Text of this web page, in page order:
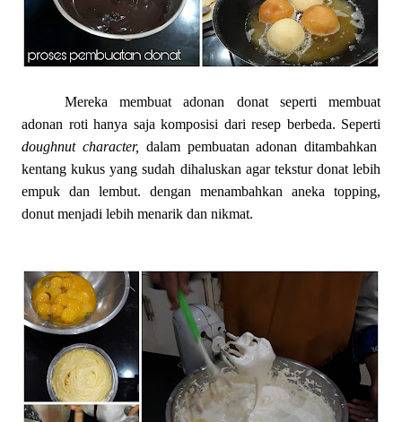
Mereka membuat adonan donat seperti membuat
adonan roti hanya saja komposisi dari resep berbeda. Seperti
doughnut character, dalam pembuatan adonan ditambahkan
kentang kukus yang sudah dihaluskan agar tekstur donat lebih
empuk dan lembut. dengan menambahkan aneka topping,
donut menjadi lebih menarik dan nikmat.